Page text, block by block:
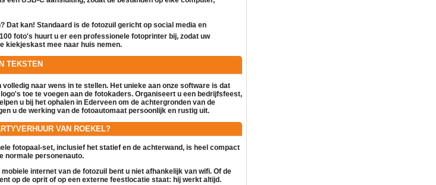
Dat kan! Standaard is de fotozuil gericht op social media en
foto's huurt u er een professionele fotoprinter bij, zodat uw
kiekjeskast mee naar huis nemen.
TEKSTEN
volledig naar wens in te stellen. Het unieke aan onze software is dat
toe te voegen aan de fotokaders. Organiseert u een bedrijfsfeest,
u bij het ophalen in Ederveen om de achtergronden van de
u de werking van de fotoautomaat persoonlijk en rustig uit.
VAN ROEKEL?
fotopaal -set, inclusief het statief en de achterwand, is heel compact
normale personenauto.
mobiele internet van de fotozuil bent u niet afhankelijk van wifi. Of de
op de oprit of op een externe feestlocatie staat: hij werkt altijd.